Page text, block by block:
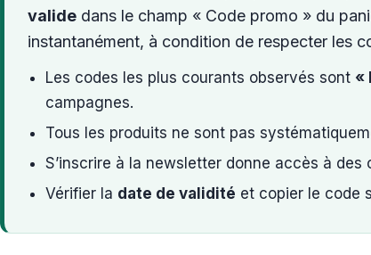
valide dans le champ « Code promo » du
instantanément, à condition de respecter les
Les codes les plus courants observés sont «
campagnes.
Tous les produits ne sont pas
S’inscrire à la newsletter donne accès à
Vérifier la date de validité et copier le code